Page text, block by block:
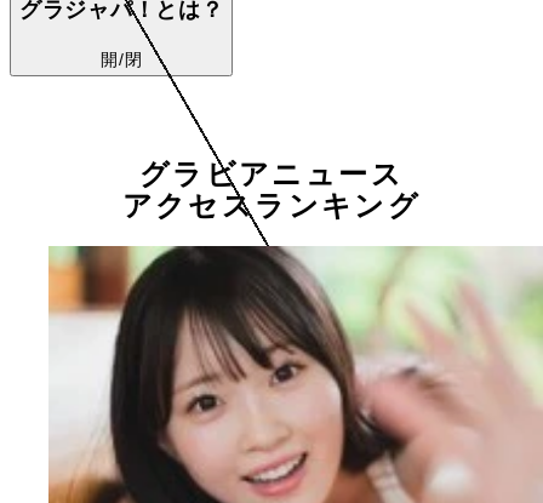
グラジャパ！とは？
開/閉
グラビアニュース
アクセスランキング